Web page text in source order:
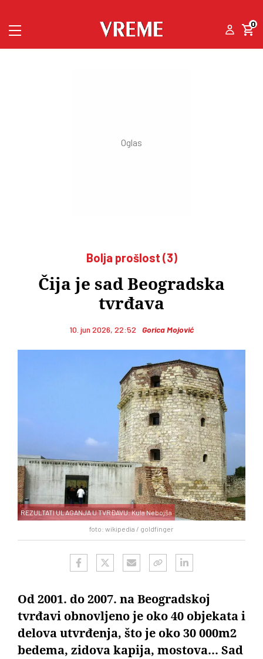
0
Bolja prošlost (3)
Čija je sad Beogradska
tvrđava
10. jun 2026, 22:52 Gorica Mojović
foto: wikipedia / goldfinger
REZULTATI ULAGANJA U TVRĐAVU: Kula Nebojša
Od 2001. do 2007. na Beogradskoj
tvrđavi obnovljeno je oko 40 objekata i
delova utvrđenja, što je oko 30 000m2
bedema, zidova kapija, mostova... Sad